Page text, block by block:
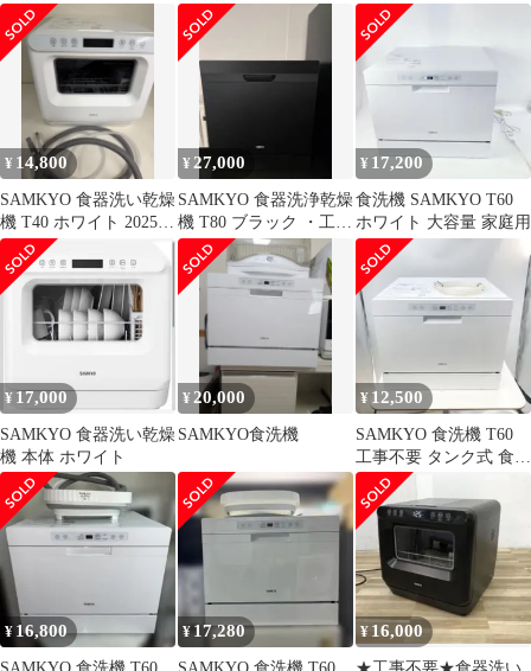
製 工事不要
食器洗浄乾燥機 食洗機
要2~5人用
¥ 14,800
SAMKYO 食器洗い乾燥
機 T40 ホワイト 2025年
製
¥27,000
SAMKYO 食器洗浄乾燥
機 T80 ブラック ・工事
不要 ・4~6人用
¥ 17,200
食洗機 SAMKYO T60
ホワイト 大容量 家庭用
¥ 17,000
SAMKYO 食器洗い乾燥
機 本体 ホワイト
¥ 20,000
SAMKYO食洗機
¥ 12,500
SAMKYO 食洗機 T60
工事不要 タンク式 食器
洗い乾燥機 2024年製
¥ 16,800 ¥ 17,280 ¥ 16,000